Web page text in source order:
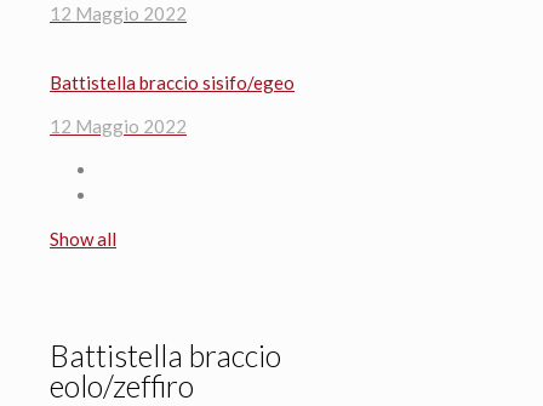
12 Maggio 2022
Battistella braccio sisifo/egeo
12 Maggio 2022
Show all
Battistella braccio
eolo/zeffiro